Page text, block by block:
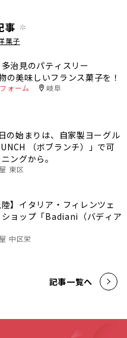
事
菓子
多治見のパティスリー
の美味しいフランス菓子を！
ォーム 岐阜
の始まりは、自家製ヨーグル
（ボブランチ）」で可
ングから。
東区
陸】イタリア・フィレンツェ
ョップ「Badiani（バディア
中区栄
記事一覧へ